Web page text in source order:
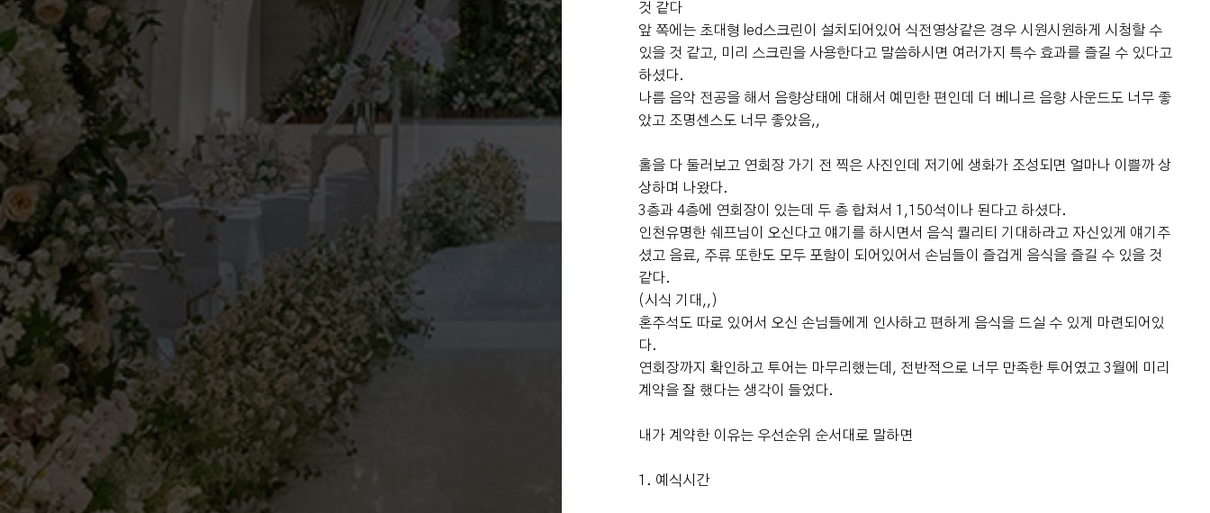
것 같다
앞 쪽에는 초대형 led스크린이 설치되어있어 식전영상같은 경우 시원시원하게 시청할 수
있을 것 같고, 미리 스크린을 사용한다고 말씀하시면 여러가지 특수 효과를 즐길 수 있다고
하셨다.
나름 음악 전공을 해서 음향상태에 대해서 예민한 편인데 더 베니르 음향 사운드도 너무 좋
았고 조명센스도 너무 좋았음,,
홀을 다 둘러보고 연회장 가기 전 찍은 사진인데 저기에 생화가 조성되면 얼마나 이쁠까 상
상하며 나왔다.
3층과 4층에 연회장이 있는데 두 층 합쳐서 1,150석이나 된다고 하셨다.
인천유명한 쉐프님이 오신다고 얘기를 하시면서 음식 퀄리티 기대하라고 자신있게 얘기주
셨고 음료, 주류 또한도 모두 포함이 되어있어서 손님들이 즐겁게 음식을 즐길 수 있을 것
같다.
(시식 기대,,)
혼주석도 따로 있어서 오신 손님들에게 인사하고 편하게 음식을 드실 수 있게 마련되어있
다.
연회장까지 확인하고 투어는 마무리했는데, 전반적으로 너무 만족한 투어였고 3월에 미리
계약을 잘 했다는 생각이 들었다.
내가 계약한 이유는 우선순위 순서대로 말하면
1. 예식시간